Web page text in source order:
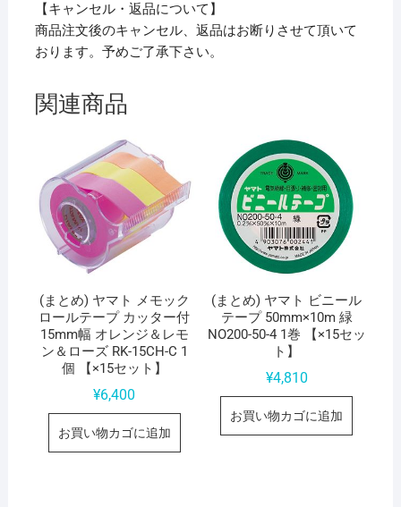
【キャンセル・返品について】
商品注文後のキャンセル、返品はお断りさせて頂いて
おります。予めご了承下さい。
関連商品
(まとめ) ヤマト メモック
ロールテープ カッター付
15mm幅 オレンジ＆レモ
ン＆ローズ RK-15CH-C 1
個 【×15セット】
¥6,400
お買い物カゴに追加
(まとめ) ヤマト ビニール
テープ 50mm×10m 緑
NO200-50-4 1巻 【×15セッ
ト】
¥4,810
お買い物カゴに追加